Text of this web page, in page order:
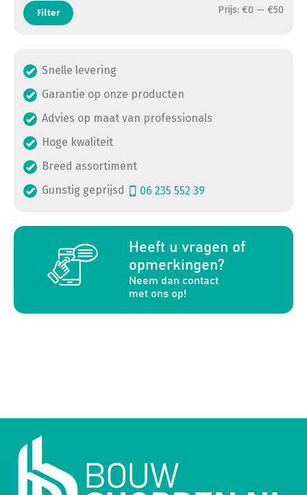
Filter Prijs: €0 — €50
Snelle levering
Garantie op onze producten
Advies op maat van professionals
Hoge kwaliteit
Breed assortiment
Gunstig geprijsd
06 235 552 39
Heeft u vragen of
opmerkingen?
Neem dan contact
met ons op!
a